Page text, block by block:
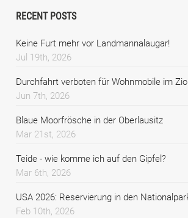
RECENT POSTS
Keine Furt mehr vor Landmannalaugar!
Jul 19th, 2026
Durchfahrt verboten für Wohnmobile im
Jun 7th, 2026
Blaue Moorfrösche in der Oberlausitz
Mar 21st, 2026
Teide - wie komme ich auf den Gipfel?
Mar 6th, 2026
USA 2026: Reservierung in den
Feb 10th, 2026